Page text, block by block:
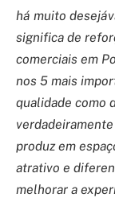
há muito
significa de
comerciais em
nos 5 mais
qualidade como
produz em
atrativo e
melhorar a